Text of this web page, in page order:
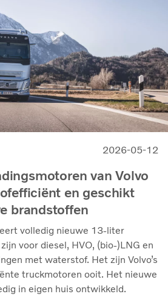
2026-05-12
van Volvo
en geschikt
brandstoffen
volledig nieuwe 13-liter
voor diesel, HVO, (bio-)LNG en
met waterstof. Het zijn Volvo’s
truckmotoren ooit. Het nieuwe
in eigen huis ontwikkeld.